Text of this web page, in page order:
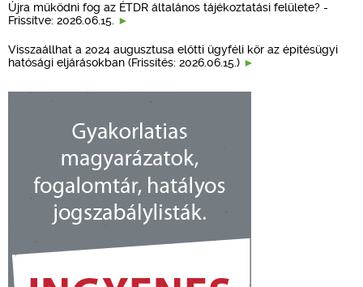
Újra működni fog az ÉTDR általános tájékoztatási felülete? -
Frissítve: 2026.06.15.
Visszaállhat a 2024 augusztusa előtti ügyféli kör az építésügyi
hatósági eljárásokban (Frissítés: 2026.06.15.)